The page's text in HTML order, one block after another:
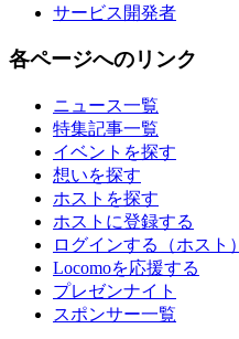
サービス開発者
各ページへのリンク
ニュース一覧
特集記事一覧
イベントを探す
想いを探す
ホストを探す
ホストに登録する
ログインする（ホスト）
Locomoを応援する
プレゼンナイト
スポンサー一覧